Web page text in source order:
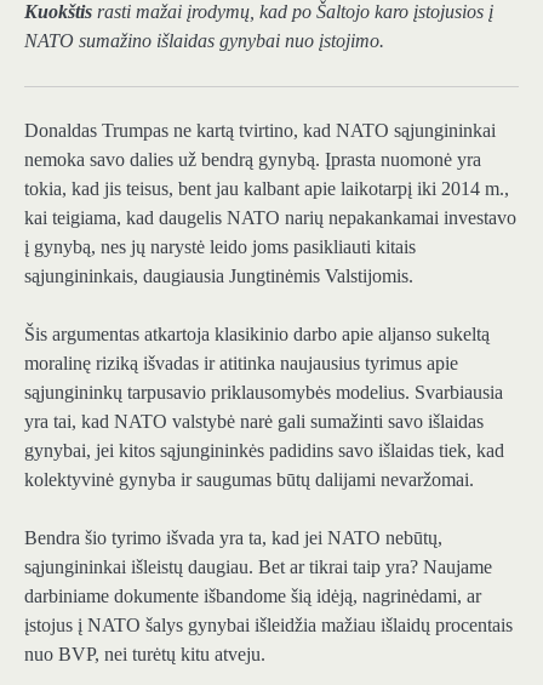
Kuokštis rasti mažai įrodymų, kad po Šaltojo karo įstojusios į
NATO sumažino išlaidas gynybai nuo įstojimo.
Donaldas Trumpas ne kartą tvirtino, kad NATO sąjungininkai
nemoka savo dalies už bendrą gynybą. Įprasta nuomonė yra
tokia, kad jis teisus, bent jau kalbant apie laikotarpį iki 2014 m.,
kai teigiama, kad daugelis NATO narių nepakankamai investavo
į gynybą, nes jų narystė leido joms pasikliauti kitais
sąjungininkais, daugiausia Jungtinėmis Valstijomis.
Šis argumentas atkartoja klasikinio darbo apie aljanso sukeltą
moralinę riziką išvadas ir atitinka naujausius tyrimus apie
sąjungininkų tarpusavio priklausomybės modelius. Svarbiausia
yra tai, kad NATO valstybė narė gali sumažinti savo išlaidas
gynybai, jei kitos sąjungininkės padidins savo išlaidas tiek, kad
kolektyvinė gynyba ir saugumas būtų dalijami nevaržomai.
Bendra šio tyrimo išvada yra ta, kad jei NATO nebūtų,
sąjungininkai išleistų daugiau. Bet ar tikrai taip yra? Naujame
darbiniame dokumente išbandome šią idėją, nagrinėdami, ar
įstojus į NATO šalys gynybai išleidžia mažiau išlaidų procentais
nuo BVP, nei turėtų kitu atveju.